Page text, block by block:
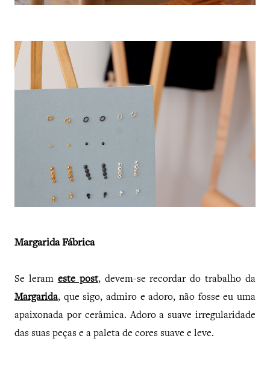
Margarida Fábrica
Se leram este post, devem-se recordar do trabalho da
Margarida, que sigo, admiro e adoro, não fosse eu uma
apaixonada por cerâmica. Adoro a suave irregularidade
das suas peças e a paleta de cores suave e leve.